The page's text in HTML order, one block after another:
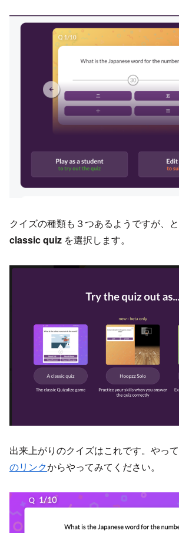
クイズの種類も３つあるようですが、
classic quiz を選択します。
出来上がりのクイズはこれです。やっ
のリンクからやってみてください。